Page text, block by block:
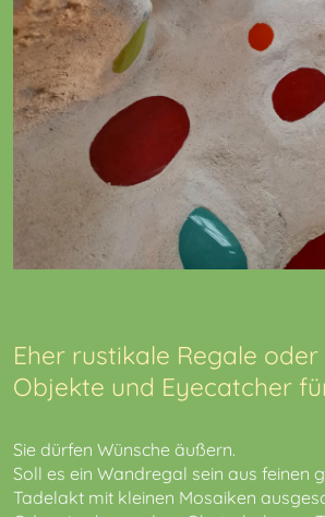
Eher rustikale Regale oder
Objekte und Eyecatcher
Sie dürfen Wünsche äußern.
Soll es ein Wandregal sein aus feinen
Tadelakt mit kleinen Mosaiken